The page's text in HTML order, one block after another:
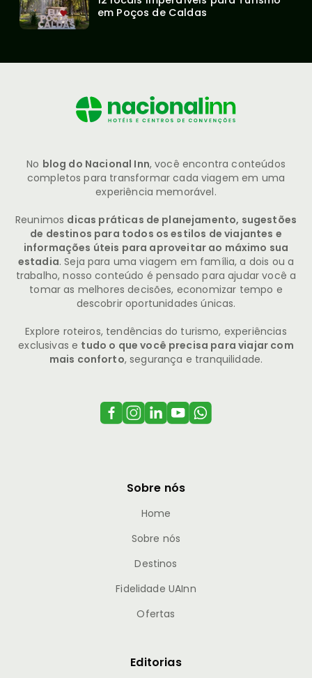
em Poços de Caldas
No blog do Nacional Inn, você encontra conteúdos
completos para transformar cada viagem em uma
experiência memorável.
Reunimos dicas práticas de planejamento, sugestões
de destinos para todos os estilos de viajantes e
informações úteis para aproveitar ao máximo sua
estadia. Seja para uma viagem em família, a dois ou a
trabalho, nosso conteúdo é pensado para ajudar você a
tomar as melhores decisões, economizar tempo e
descobrir oportunidades únicas.
Explore roteiros, tendências do turismo, experiências
exclusivas e tudo o que você precisa para viajar com
mais conforto, segurança e tranquilidade.
Sobre nós
Home
Sobre nós
Destinos
Fidelidade UAInn
Ofertas
Editorias